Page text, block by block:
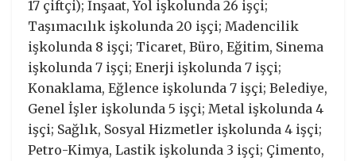
17 çiftçi); İnşaat, Yol işkolunda 26 işçi;
Taşımacılık işkolunda 20 işçi; Madencilik
işkolunda 8 işçi; Ticaret, Büro, Eğitim, Sinema
işkolunda 7 işçi; Enerji işkolunda 7 işçi;
Konaklama, Eğlence işkolunda 7 işçi; Belediye,
Genel İşler işkolunda 5 işçi; Metal işkolunda 4
işçi; Sağlık, Sosyal Hizmetler işkolunda 4 işçi;
Petro-Kimya, Lastik işkolunda 3 işçi; Çimento,